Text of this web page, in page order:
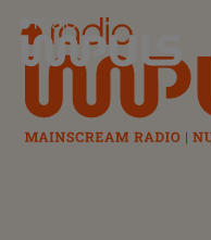
Radio Impuls